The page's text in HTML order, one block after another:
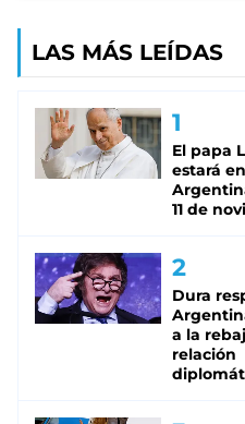
LAS MÁS LEÍDAS
El papa
estará
11 de
Dura
a la
relación